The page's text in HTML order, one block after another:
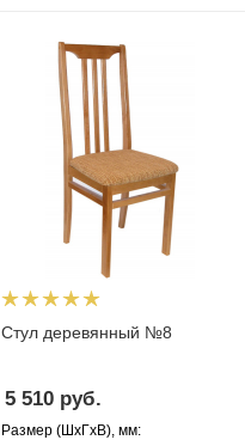
Стул деревянный №8
5 510 руб.
Размер (ШхГхВ), мм: